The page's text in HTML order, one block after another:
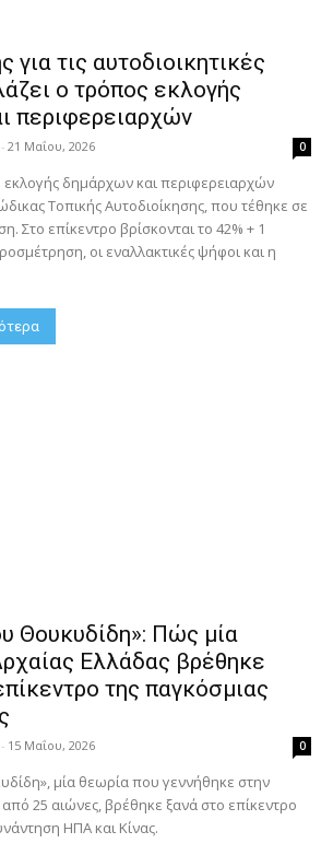
τις αυτοδιοικητικές
ο τρόπος εκλογής
περιφερειαρχών
- 21 Μαΐου, 2026 0
δημάρχων και περιφερειαρχών
Τοπικής Αυτοδιοίκησης, που τέθηκε σε
Στο επίκεντρο βρίσκονται το 42% + 1
οι εναλλακτικές ψήφοι και η
Θουκυδίδη»: Πώς μία
Ελλάδας βρέθηκε
της παγκόσμιας
- 15 Μαΐου, 2026 0
μία θεωρία που γεννήθηκε στην
25 αιώνες, βρέθηκε ξανά στο επίκεντρο
ΗΠΑ και Κίνας.